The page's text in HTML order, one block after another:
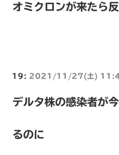
オミクロンが来たら
19: 2021/11/27(土)
デルタ株の感染者が
るのに